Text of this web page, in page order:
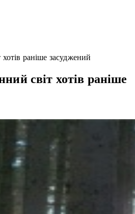
раніше засуджений
світ хотів раніше